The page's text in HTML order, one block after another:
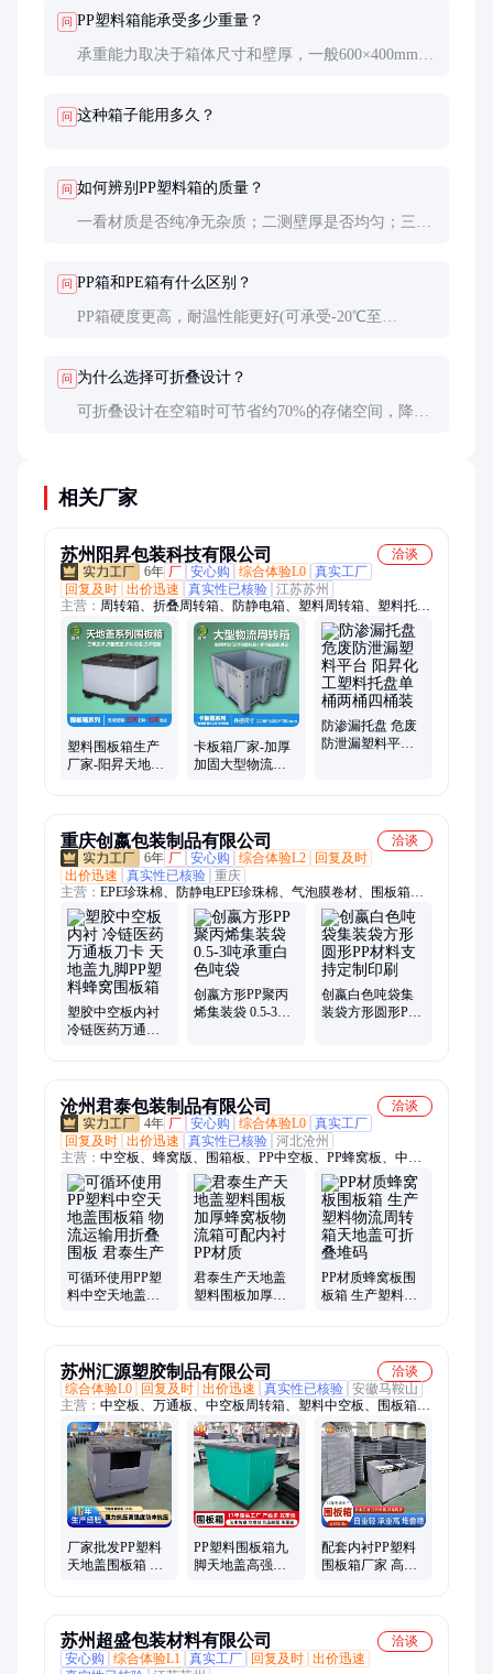
问 PP塑料箱能承受多少重量？
承重能力取决于箱体尺寸和壁厚，一般600×400mm规
问 这种箱子能用多久？
问 如何辨别PP塑料箱的质量？
一看材质是否纯净无杂质；二测壁厚是否均匀；三试
问 PP箱和PE箱有什么区别？
PP箱硬度更高，耐温性能更好(可承受-20℃至
问 为什么选择可折叠设计？
可折叠设计在空箱时可节省约70%的存储空间，降低
相关厂家
苏州阳昇包装科技有限公司
洽谈
6年 厂 安心购 综合体验L0 真实工厂
回复及时 出价迅速 真实性已核验 江苏苏州
主营： 周转箱、折叠周转箱、防静电箱、塑料周转箱、塑料托
盘、塑料卡板箱、围板箱、塑料栈板、折叠塑料箱、天地盖围板
箱、蜂窝板围板箱、立体库塑料周转箱、塑胶箱、胶框、胶箱、
折叠卡板箱、立库周转箱、立体库周转箱
塑料围板箱生产
厂家-阳昇天地盖
卡板箱厂家-加厚
加固大型物流周
防渗漏托盘 危废
防泄漏塑料平台
重庆创嬴包装制品有限公司
洽谈
6年 厂 安心购 综合体验L2
回复及时
出价迅速
真实性已核验 重庆
主营： EPE珍珠棉、防静电EPE珍珠棉、气泡膜卷材、围板箱、
防静电气泡膜、集装袋、太空包、吨包袋、太空袋、软托盘、中
空板卷材、片材、箱子、异型材、万通板、吸塑包装、吸塑托盘
塑胶中空板内衬
冷链医药万通板
创嬴方形PP聚丙
烯集装袋 0.5-3吨
创嬴白色吨袋集
装袋方形圆形PP
沧州君泰包装制品有限公司
洽谈
4年 厂 安心购 综合体验L0 真实工厂
回复及时 出价迅速 真实性已核验 河北沧州
主营： 中空板、蜂窝版、围箱板、PP中空板、PP蜂窝板、中空
板围板箱、蜂窝板围板箱、塑料中空板、工业塑料周转箱、塑料
中空箱、塑料包装箱、塑料围板箱、周转箱、中空板周转箱、折
叠周转箱、中转物流箱、平底折叠物流箱、折叠箱、可折叠周转
箱、瓦楞盒、飞机盒、塑胶周转箱、中空板刀卡、电子产品物流
箱、果蔬周转箱
可循环使用PP塑
料中空天地盖围
君泰生产天地盖
塑料围板加厚蜂
PP材质蜂窝板围
板箱 生产塑料物
苏州汇源塑胶制品有限公司
洽谈
综合体验L0
回复及时 出价迅速 真实性已核验 安徽马鞍山
主营： 中空板、万通板、中空板周转箱、塑料中空板、围板箱、
塑料刀卡内衬、塑料隔板、塑料瓦楞箱、箱式塑料箱、中空板塑
料箱、塑料包装纸箱、塑料蜂窝板、pp中空板、中空板骨架箱、
钙塑箱、塑胶中空板、仓库物料盒、中空板隔板箱、中空板刀卡
厂家批发PP塑料
天地盖围板箱 高
PP塑料围板箱九
脚天地盖高强度
配套内衬PP塑料
围板箱厂家 高强
苏州超盛包装材料有限公司
洽谈
安心购
综合体验L1 真实工厂 回复及时 出价迅速